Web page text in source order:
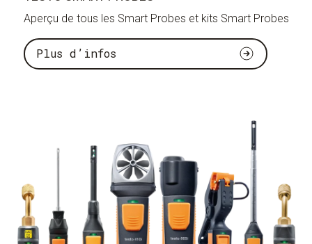
Aperçu de tous les Smart Probes et kits Smart Probes
Plus d’infos